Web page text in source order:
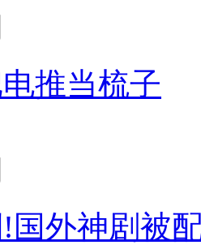
推当梳子
国外神剧被